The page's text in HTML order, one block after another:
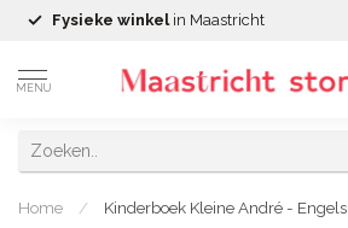
Fysieke winkel in Maastricht
MENU
Home / Kinderboek Kleine André - Engels